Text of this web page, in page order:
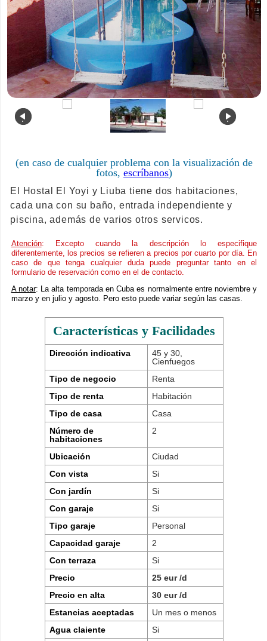
. .
(en caso de cualquier problema con la visualización de
fotos, escríbanos)
El Hostal El Yoyi y Liuba tiene dos habitaciones,
cada una con su baño, entrada independiente y
piscina, además de varios otros servicos.
Atención: Excepto cuando la descripción lo especifique
diferentemente, los precios se refieren a precios por cuarto por día. En
caso de que tenga cualquier duda puede preguntar tanto en el
formulario de reservación como en el de contacto.
A notar: La alta temporada en Cuba es normalmente entre noviembre y
marzo y en julio y agosto. Pero esto puede variar según las casas.
Características y Facilidades
Dirección indicativa
45 y 30,
Cienfuegos
Tipo de negocio
Renta
Tipo de renta
Habitación
Tipo de casa
Casa
Número de
habitaciones
2
Ubicación
Ciudad
Con vista
Si
Con jardín
Si
Con garaje
Si
Tipo garaje
Personal
Capacidad garaje
2
Con terraza
Si
Precio
25 eur /d
Precio en alta
30 eur /d
Estancias aceptadas
Un mes o menos
Agua claiente
Si